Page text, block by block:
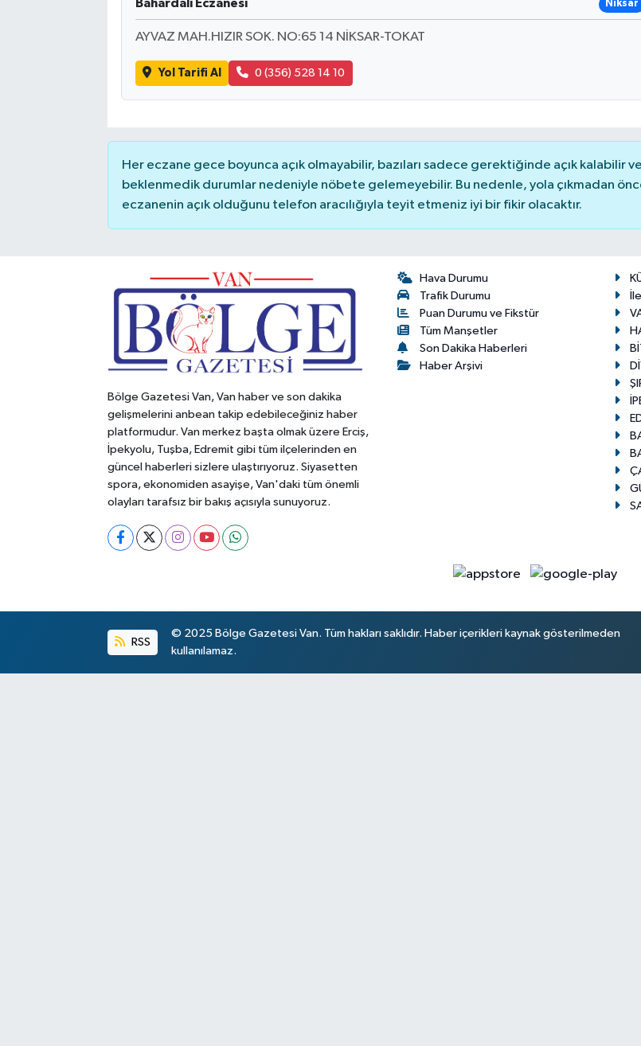
Bahardalı Eczanesi Niksar
AYVAZ MAH.HIZIR SOK. NO:65 14 NİKSAR-TOKAT
Yol Tarifi Al 0 (356) 528 14 10
Her eczane gece boyunca açık olmayabilir, bazıları sadece gerektiğinde açık kalabilir
beklenmedik durumlar nedeniyle nöbete gelemeyebilir. Bu nedenle, yola çıkmadan
eczanenin açık olduğunu telefon aracılığıyla teyit etmeniz iyi bir fikir olacaktır.
Bölge Gazetesi Van, Van haber ve son dakika
gelişmelerini anbean takip edebileceğiniz haber
platformudur. Van merkez başta olmak üzere Erciş,
İpekyolu, Tuşba, Edremit gibi tüm ilçelerinden en
güncel haberleri sizlere ulaştırıyoruz. Siyasetten
spora, ekonomiden asayişe, Van'daki tüm önemli
olayları tarafsız bir bakış açısıyla sunuyoruz.
Hava Durumu
Trafik Durumu
Puan Durumu ve Fikstür
Tüm Manşetler
Son Dakika Haberleri
Haber Arşivi
RSS
© 2025 Bölge Gazetesi Van. Tüm hakları saklıdır. Haber içerikleri kaynak gösterilmeden
kullanılamaz.